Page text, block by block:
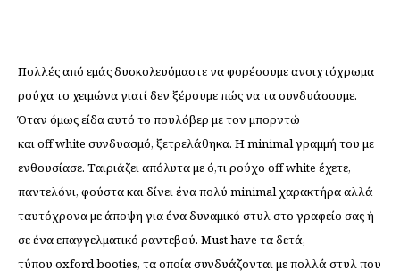
Πολλές από εμάς δυσκολευόμαστε να φορέσουμε ανοιχτόχρωμα
ρούχα το χειμώνα γιατί δεν ξέρουμε πώς να τα συνδυάσουμε.
Όταν όμως είδα αυτό το πουλόβερ με τον μπορντώ
καιoffwhite συνδυασμό, ξετρελάθηκα. Ηminimalγραμμή του με
ενθουσίασε. Ταιριάζει απόλυτα με ό,τι ρούχο offwhite έχετε,
παντελόνι, φούστα και δίνει ένα πολύ minimalχαρακτήρα αλλά
ταυτόχρονα με άποψη για ένα δυναμικό στυλ στο γραφείο σας ή
σε ένα επαγγελματικό ραντεβού. Musthave τα δετά,
τύπου oxfordbooties, τα οποία συνδυάζονται με πολλά στυλ που